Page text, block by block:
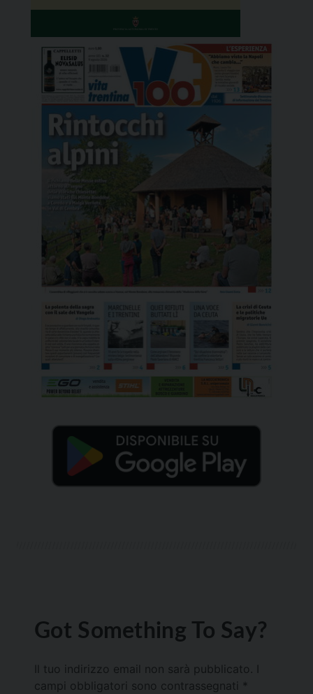
Got Something To Say?
Il tuo indirizzo email non sarà pubblicato.
campi obbligatori sono contrassegnati *